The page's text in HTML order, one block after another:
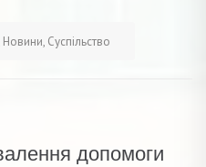
Новини, Суспільство
допомоги